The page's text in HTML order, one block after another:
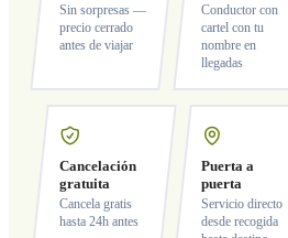
Sin sorpresas —
precio cerrado
antes de viajar
Conductor con
cartel con tu
nombre en
llegadas
Cancelación
gratuita
Cancela gratis
hasta 24h antes
Puerta a
puerta
Servicio directo
desde recogida